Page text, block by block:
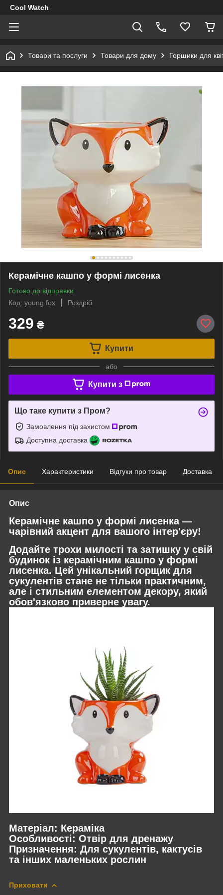
Cool Watch
Товари та послуги Товари для дому Горщики для
Керамічне кашпо у формі лисенка
Готово до відправки
Код: young fox
Роздріб
329 ₴
Купити
або
Купити з
Що таке купити з Пром?
Замовлення під захистом
Доступна доставка
Опис Характеристики Відгуки про товар Доставка
Опис
Керамічне кашпо у формі лисенка —
чарівний акцент для вашого інтер'єру!
Додайте трохи милості та затишку у свій
будинок із керамічним кашпо у формі
лисенка. Цей унікальний горщик для
сукулентів стане не тільки практичним,
але і стильним елементом декору, який
обов'язково приверне увагу.
Матеріал: Кераміка
Особливості: Отвір для дренажу
Призначення: Для сукулентів, кактусів
та інших маленьких рослин
Приховати